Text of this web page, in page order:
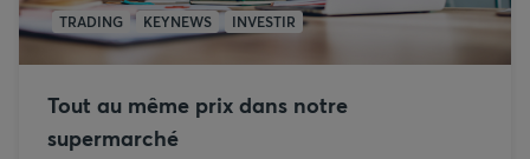
TRADING KEYNEWS INVESTIR
Tout au même prix dans notre
supermarché